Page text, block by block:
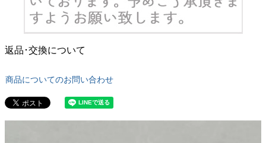
返品･交換について
商品についてのお問い合わせ